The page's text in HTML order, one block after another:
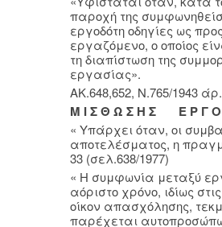
παροχή της
εργοδότη οδηγίες ως
εργαζόμενο, ο οποίος
τη διαπίστωση της
εργασίας».
ΑΚ.648,652, Ν.765/1943
Μ Ι Σ Θ Ω Σ Η Σ Ε Ρ Γ
« Υπάρχει όταν, οι
αποτελέσματος, η
33 (σελ.638/1977)
« Η συμφωνία μεταξύ
αόριστο χρόνο, ιδίως
οίκον απασχόλησης,
παρέχεται